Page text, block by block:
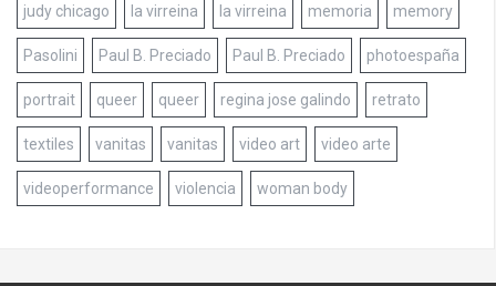
judy chicago la virreina la virreina memoria memory
Pasolini Paul B. Preciado Paul B. Preciado photoespaña
portrait queer queer regina jose galindo retrato
textiles vanitas vanitas video art video arte
videoperformance violencia woman body